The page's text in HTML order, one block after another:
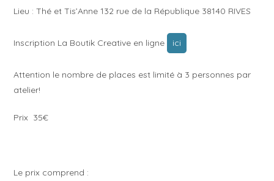
Lieu : Thé et Tis’Anne 132 rue de la République 38140 RIVES
Inscription La Boutik Creative en ligne ici
Attention le nombre de places est limité à 3 personnes par
atelier!
Prix 35€
Le prix comprend :